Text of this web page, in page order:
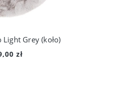
Grey (koło)
zł